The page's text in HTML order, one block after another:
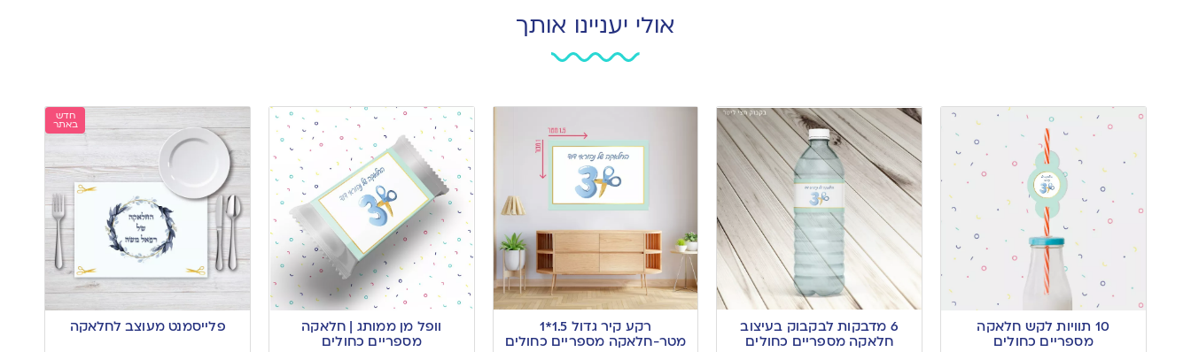
אולי יעניינו אותך
10 תוויות לקש חלאקה
מספריים כחולים
6 מדבקות לבקבוק בעיצוב
חלאקה מספריים כחולים
רקע קיר גדול 1.5*1
מטר-חלאקה מספריים כחולים
וופל מן ממותג | חלאקה
מספריים כחולים
חדש
באתר
פלייסמנט מעוצב לחלאקה